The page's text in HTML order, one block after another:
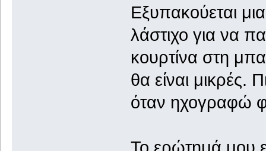
Εξυπακούεται
λάστιχο για να
κουρτίνα στη
θα είναι μικρές.
όταν ηχογραφώ
Το ερώτημά μου